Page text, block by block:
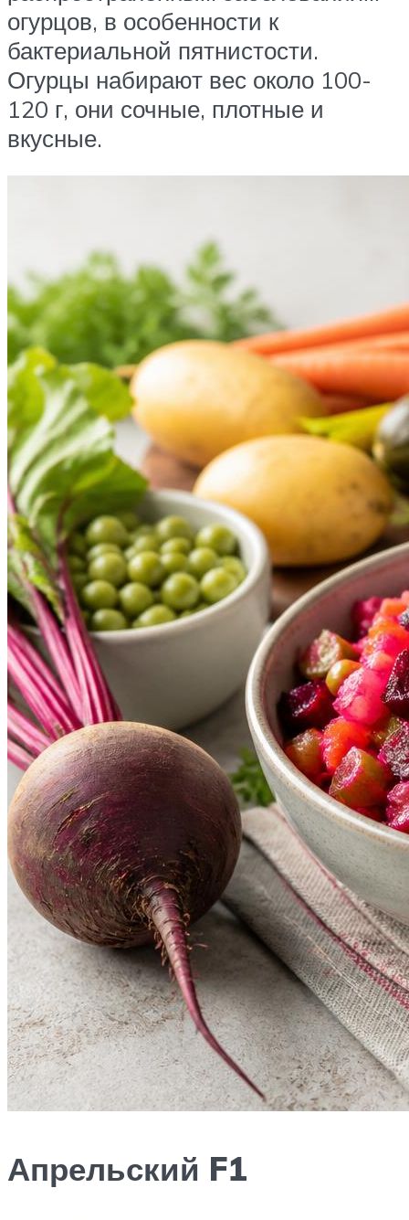
огурцов, в особенности к
бактериальной пятнистости.
Огурцы набирают вес около 100-
120 г, они сочные, плотные и
вкусные.
Апрельский F1